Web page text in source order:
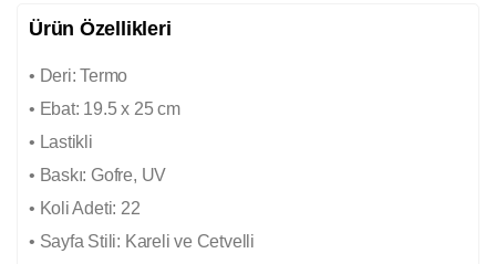
Ürün Özellikleri
• Deri: Termo
• Ebat: 19.5 x 25 cm
• Lastikli
• Baskı: Gofre, UV
• Koli Adeti: 22
• Sayfa Stili: Kareli ve Cetvelli